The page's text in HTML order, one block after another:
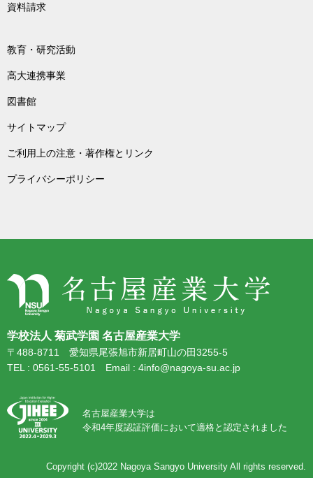
資料請求
教育・研究活動
高大連携事業
図書館
サイトマップ
ご利用上の注意・著作権とリンク
プライバシーポリシー
学校法人 菊武学園 名古屋産業大学
〒488-8711 愛知県尾張旭市新居町山の田3255-5
TEL : 0561-55-5101 Email : 4info@nagoya-su.ac.jp
名古屋産業大学は
令和4年度認証評価において適格と認定されました
Copyright (c)2022 Nagoya Sangyo University All rights reserved.